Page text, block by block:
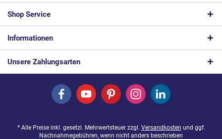
Shop Service
Informationen
Unsere Zahlungsarten
* Alle Preise inkl. gesetzl. Mehrwertsteuer zzgl. Versandkosten und ggf.
Nachnahmegebühren, wenn nicht anders beschrieben